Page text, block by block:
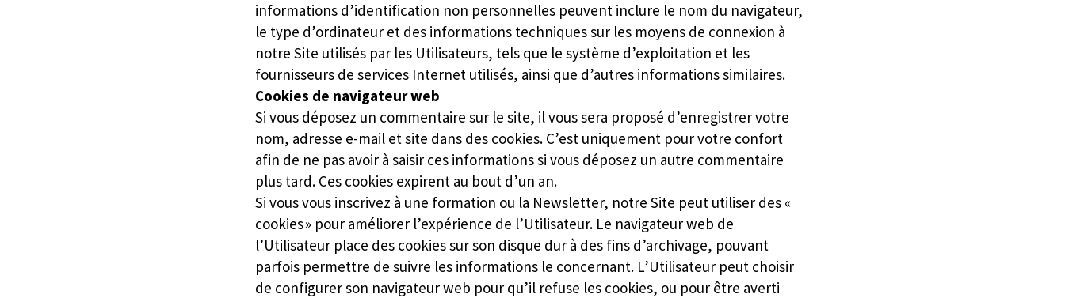
informations d’identification non personnelles peuvent inclure le nom du navigateur,
le type d’ordinateur et des informations techniques sur les moyens de connexion à
notre Site utilisés par les Utilisateurs, tels que le système d’exploitation et les
fournisseurs de services Internet utilisés, ainsi que d’autres informations similaires.
Cookies de navigateur web
Si vous déposez un commentaire sur le site, il vous sera proposé d’enregistrer votre
nom, adresse e-mail et site dans des cookies. C’est uniquement pour votre confort
afin de ne pas avoir à saisir ces informations si vous déposez un autre commentaire
plus tard. Ces cookies expirent au bout d’un an.
Si vous vous inscrivez à une formation ou la Newsletter, notre Site peut utiliser des «
cookies » pour améliorer l’expérience de l’Utilisateur. Le navigateur web de
l’Utilisateur place des cookies sur son disque dur à des fins d’archivage, pouvant
parfois permettre de suivre les informations le concernant. L’Utilisateur peut choisir
de configurer son navigateur web pour qu’il refuse les cookies, ou pour être averti